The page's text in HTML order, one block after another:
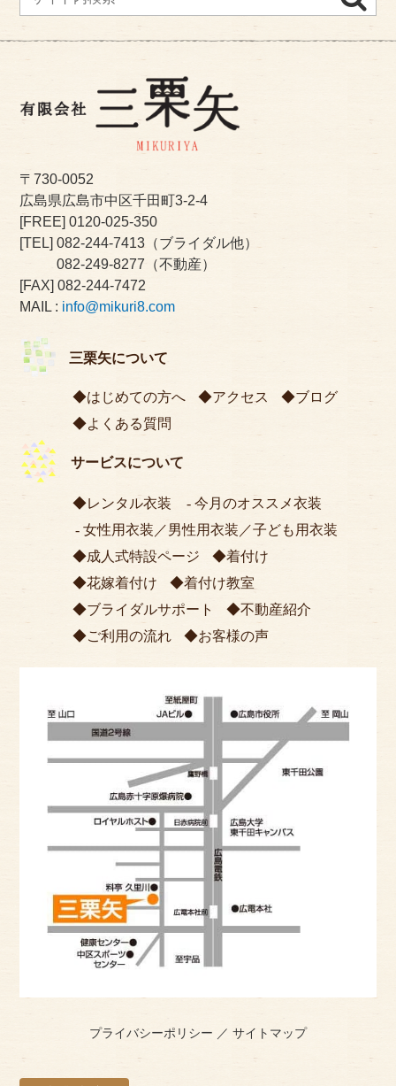
〒730-0052
広島県広島市中区千田町3-2-4
[FREE]0120-025-350
[TEL] 082-244-7413 （ブライダル他）
082-249-8277 （不動産）
[FAX] 082-244-7472
MAIL : info@mikuri8.com
三栗矢について
はじめての方へ アクセス
ブログ
よくある質問
サービスについて
レンタル衣装
今月のオススメ衣装
女性用衣装 ／男性用衣装 ／子ども用衣装
成人式特設ページ
着付け
花嫁着付け
着付け教室
ブライダルサポート
不動産紹介
ご利用の流れ
お客様の声
プライバシーポリシー ／ サイトマップ